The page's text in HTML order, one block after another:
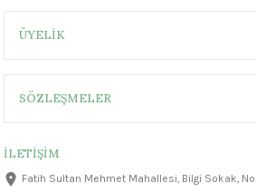
ÜYELİK
SÖZLEŞMELER
İLETİŞİM
Fatih Sultan Mehmet Mahallesi, Bilgi Sokak,